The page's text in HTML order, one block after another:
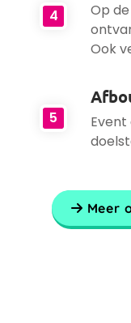
4
Op
Ook
5
Meer